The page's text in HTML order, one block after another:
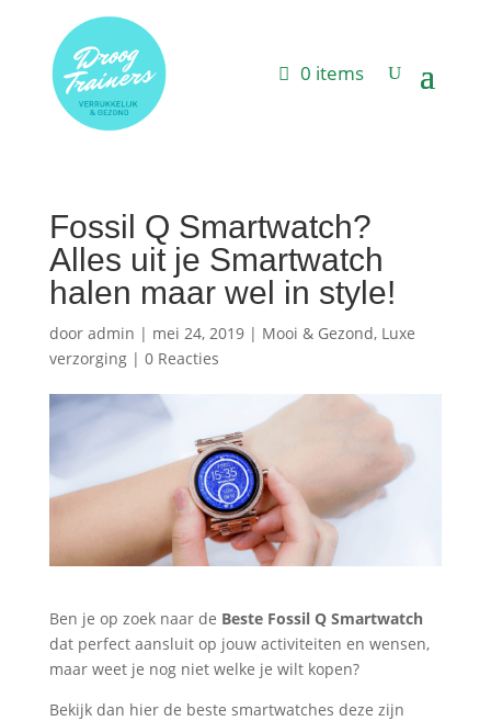
0 items
Fossil Q Smartwatch?
Alles uit je Smartwatch
halen maar wel in style!
door admin | mei 24, 2019| Mooi & Gezond, Luxe
verzorging| 0 Reacties
Ben je op zoek naar de Beste Fossil Q Smartwatch
dat perfect aansluit op jouw activiteiten en wensen,
maar weet je nog niet welke je wilt kopen?
Bekijk dan hier de beste smartwatches deze zijn